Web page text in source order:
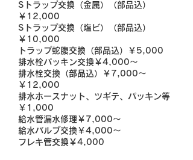
Sトラップ交換（金属）（部品込）
￥12,000
Sトラップ交換（塩ビ）（部品込）
￥10,000
トラップ蛇腹交換（部品込）￥5,000
排水栓パッキン交換￥4,000～
排水栓交換（部品込）￥7,000～
￥12,000
排水ホースナット、ツギテ、パッキン等
￥1,000
給水管漏水修理￥7,000～
給水バルブ交換￥4,000～
フレキ管交換￥4,000